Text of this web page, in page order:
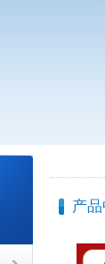
产